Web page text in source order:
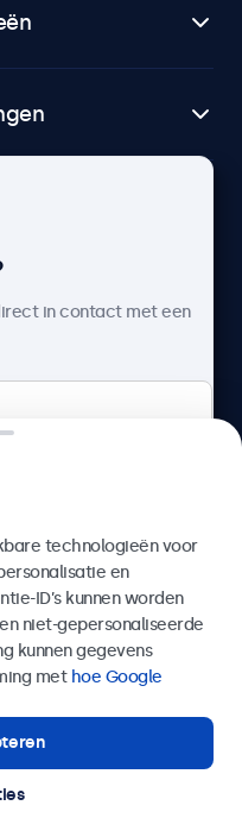
bedrijven
in contact met een
technologieën voor
en
ID’s kunnen worden
niet-gepersonaliseerde
kunnen gegevens
met hoe Google